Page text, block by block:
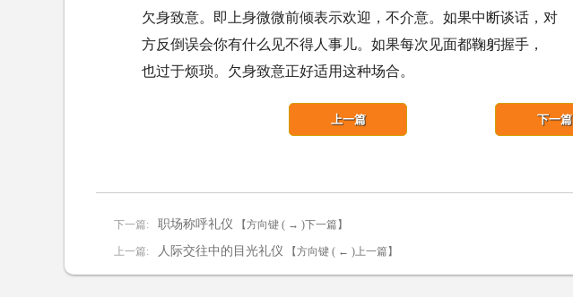
欠身致意。即上身微微前倾表示欢迎，不介意。如果中断谈话，对
方反倒误会你有什么见不得人事儿。如果每次见面都鞠躬握手，
也过于烦琐。欠身致意正好适用这种场合。
下一篇: 职场称呼礼仪
下一篇
【方向键 ( → )下一篇】
上一篇: 人际交往中的目光礼仪
上一篇
【方向键 ( ← )上一篇】